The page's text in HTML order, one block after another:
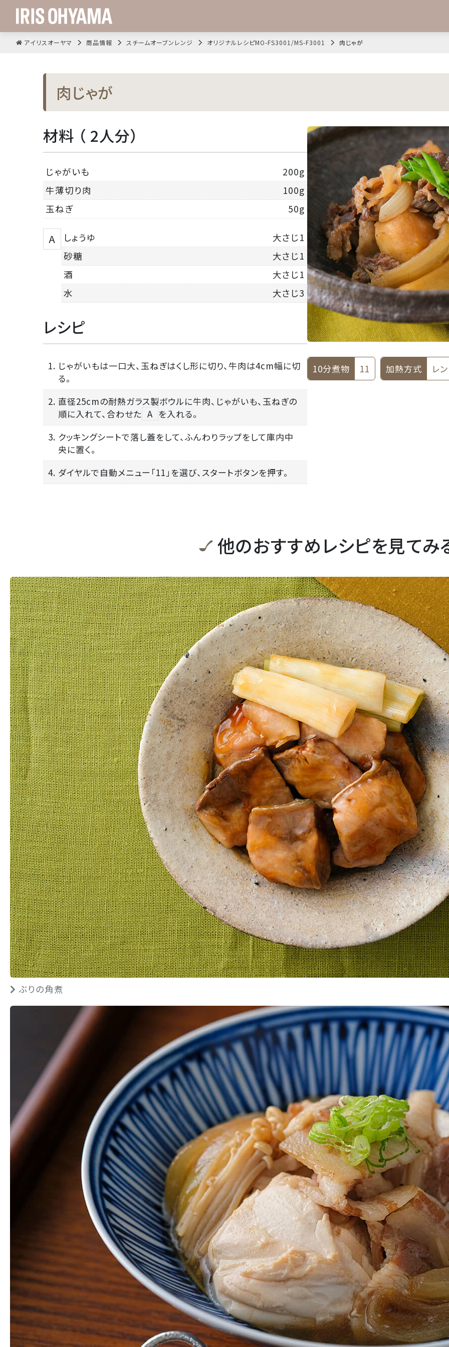
アイリスオーヤマ 商品情報 スチームオーブンレンジ オリジナルレシピMO-FS3001/MS-F3001 肉じゃが
肉じゃが
10分煮物 11 加熱方式 レ
材料 （ 2人分）
じゃがいも
200g
牛薄切り肉
100g
玉ねぎ
50g
A しょうゆ
大さじ1
砂糖
大さじ1
酒
大さじ1
水
大さじ3
レシピ
1. じゃがいもは一口大、玉ねぎはくし形に切り、牛肉は4cm幅に切
る。
2. 直径25cmの耐熱ガラス製ボウルに牛肉、じゃがいも、玉ねぎの
順に入れて、合わせた A を入れる。
3. クッキングシートで落し蓋をして、ふんわりラップをして庫内中
央に置く。
4. ダイヤルで自動メニュー「11」を選び、スタートボタンを押す。
他のおすすめレシピを見てみ
ぶりの角煮